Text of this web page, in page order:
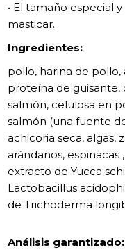
• El tamaño especial
masticar.
Ingredientes:
pollo, harina de
proteína de guisante,
salmón, celulosa en
salmón (una fuente
achicoria seca, algas,
arándanos,
extracto de Yucca
Lactobacillus
de Trichoderma
Análisis garantizado: